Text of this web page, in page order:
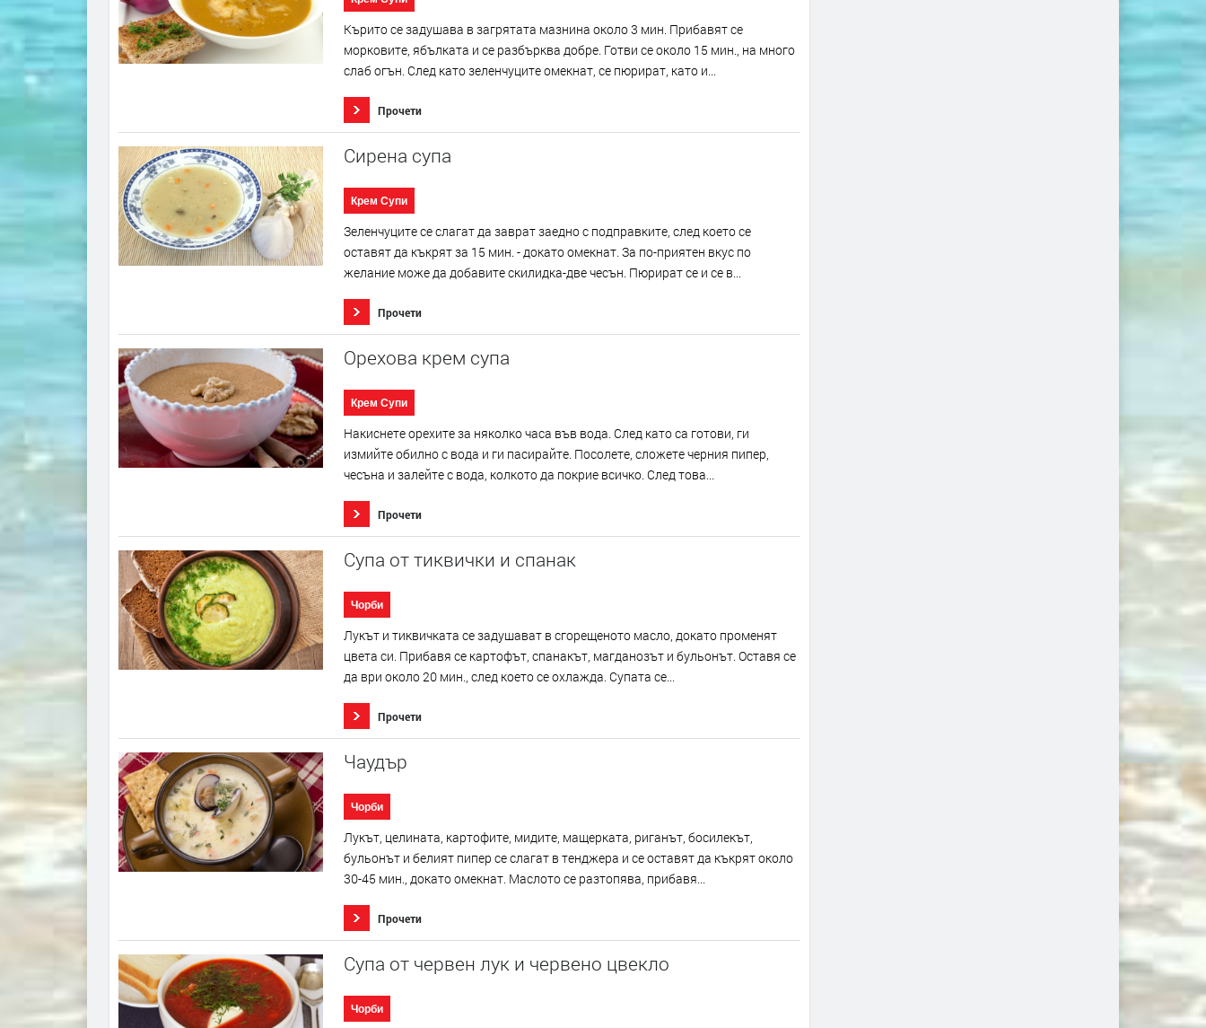
Кърито се задушава в загрятата мазнина около 3 мин. Прибавят се
морковите, ябълката и се разбърква добре. Готви се около 15 мин., на много
слаб огън. След като зеленчуците омекнат, се пюрират, като и...
Прочети
Сирена супа
Крем Супи
Зеленчуците се слагат да заврат заедно с подправките, след което се
оставят да къкрят за 15 мин. - докато омекнат. За по-приятен вкус по
желание може да добавите скилидка-две чесън. Пюрират се и се в...
Прочети
Орехова крем супа
Крем Супи
Накиснете орехите за няколко часа във вода. След като са готови, ги
измийте обилно с вода и ги пасирайте. Посолете, сложете черния пипер,
чесъна и залейте с вода, колкото да покрие всичко. След това...
Прочети
Супа от тиквички и спанак
Чорби
Лукът и тиквичката се задушават в сгорещеното масло, докато променят
цвета си. Прибавя се картофът, спанакът, магданозът и бульонът. Оставя се
да ври около 20 мин., след което се охлажда. Супата се...
Прочети
Чаудър
Чорби
Лукът, целината, картофите, мидите, мащерката, риганът, босилекът,
бульонът и белият пипер се слагат в тенджера и се оставят да къкрят около
30-45 мин., докато омекнат. Маслото се разтопява, прибавя...
Прочети
Супа от червен лук и червено цвекло
Чорби